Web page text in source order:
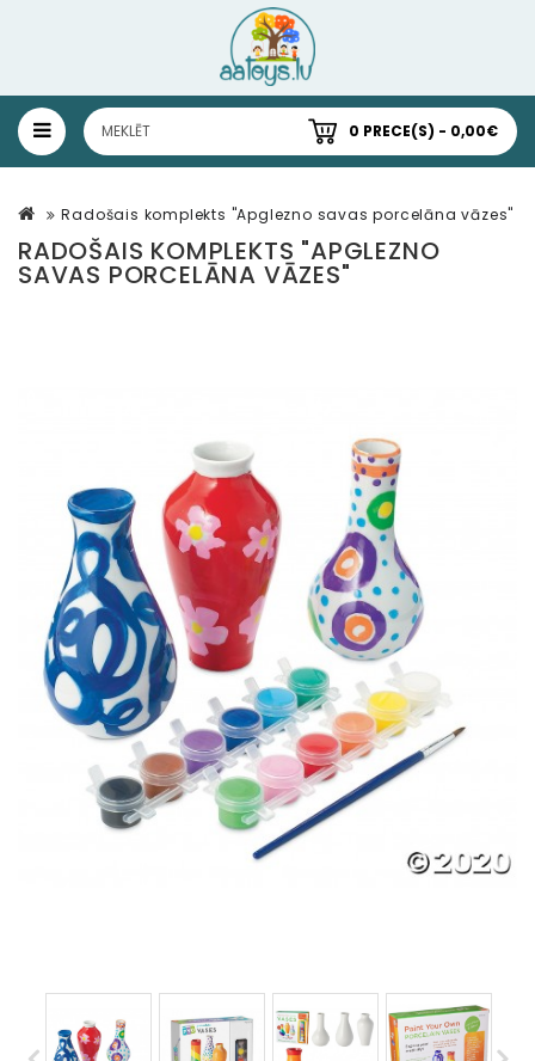
0 PRECE(S) - 0,00€
Radošais komplekts "Apglezno savas porcelāna vāzes"
RADOŠAIS KOMPLEKTS "APGLEZNO
SAVAS PORCELĀNA VĀZES"